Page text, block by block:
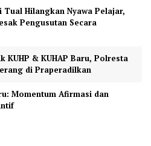
Tual Hilangkan Nyawa Pelajar,
Pengusutan Secara
KUHP & KUHAP Baru, Polresta
di Praperadilkan
Momentum Afirmasi dan